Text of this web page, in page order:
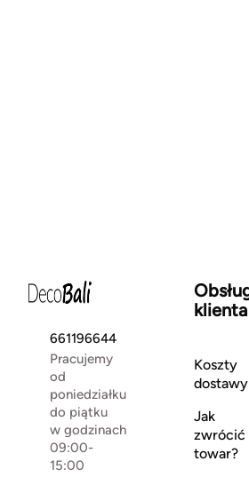
661196644
Pracujemy
od
poniedziałku
do piątku
w godzinach
09:00-
15:00
klienta
Koszty
dostawy
Jak
zwrócić
towar?